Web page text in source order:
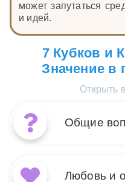
может запутаться
и идей.
7 Кубков и
Значение в
Открыть
Общие
Любовь и